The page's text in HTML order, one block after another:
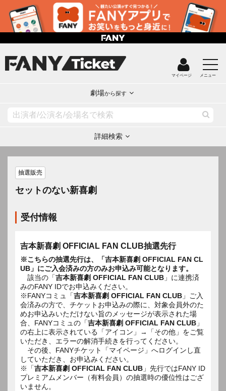
マイページ メニュー
劇場から探す
詳細検索
抽選販売
セットのない新喜劇
受付情報
吉本新喜劇 OFFICIAL FAN CLUB抽選先行
※こちらの抽選先行は、「吉本新喜劇 OFFICIAL FAN CL
UB」にご入会済みの方のみお申込み可能となります。
該当の「吉本新喜劇 OFFICIAL FAN CLUB 」に連携済
みのFANY IDでお申込みください。
※FANYコミュ「吉本新喜劇 OFFICIAL FAN CLUB 」ご入
会済みの方で、チケットお申込みの際に、対象会員外のた
めお申込みいただけない旨のメッセージが表示された場
合、FANYコミュの「吉本新喜劇 OFFICIAL FAN CLUB 」
の右上に表示されている「アイコン」→「その他」をご覧
いただき、エラーの解消手続きを行ってください。
その後、FANYチケット「マイページ」へログインし直
していただき、お申込みください。
※「吉本新喜劇 OFFICIAL FAN CLUB 」先行ではFANY ID
プレミアムメンバー（有料会員）の抽選時の優位性はござ
いません。